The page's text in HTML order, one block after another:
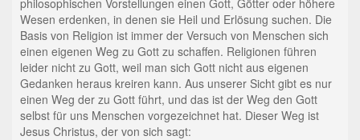
Wesen erdenken, in denen sie Heil und Erlösung suchen. Die
Basis von Religion ist immer der Versuch von Menschen sich
einen eigenen Weg zu Gott zu schaffen. Religionen führen
leider nicht zu Gott, weil man sich Gott nicht aus eigenen
Gedanken heraus kreiren kann. Aus unserer Sicht gibt es nur
einen Weg der zu Gott führt, und das ist der Weg den Gott
selbst für uns Menschen vorgezeichnet hat. Dieser Weg ist
Jesus Christus, der von sich sagt: